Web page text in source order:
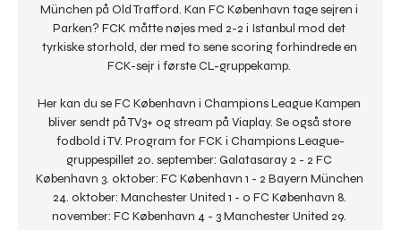
München på Old Trafford. Kan FC København tage sejren i
Parken? FCK måtte nøjes med 2-2 i Istanbul mod det
tyrkiske storhold, der med to sene scoring forhindrede en
FCK-sejr i første CL-gruppekamp.
Her kan du se FC København i Champions League Kampen
bliver sendt på TV3+ og stream på Viaplay. Se også store
fodbold i TV. Program for FCK i Champions League-
gruppespillet 20. september: Galatasaray 2 - 2 FC
København 3. oktober: FC København 1 - 2 Bayern München
24. oktober: Manchester United 1 - 0 FC København 8.
november: FC København 4 - 3 Manchester United 29.